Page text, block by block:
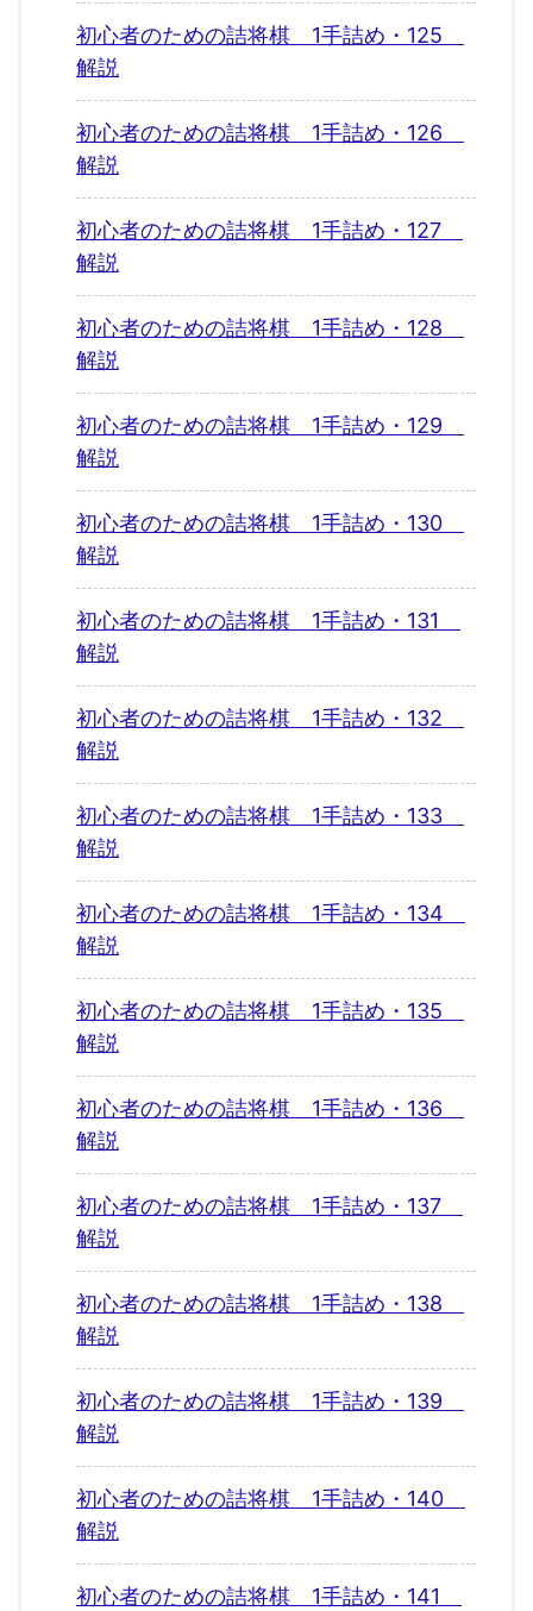
初心者のための詰将棋 1手詰め・125
解説
初心者のための詰将棋 1手詰め・126
解説
初心者のための詰将棋 1手詰め・127
解説
初心者のための詰将棋 1手詰め・128
解説
初心者のための詰将棋 1手詰め・129
解説
初心者のための詰将棋 1手詰め・130
解説
初心者のための詰将棋 1手詰め・131
解説
初心者のための詰将棋 1手詰め・132
解説
初心者のための詰将棋 1手詰め・133
解説
初心者のための詰将棋 1手詰め・134
解説
初心者のための詰将棋 1手詰め・135
解説
初心者のための詰将棋 1手詰め・136
解説
初心者のための詰将棋 1手詰め・137
解説
初心者のための詰将棋 1手詰め・138
解説
初心者のための詰将棋 1手詰め・139
解説
初心者のための詰将棋 1手詰め・140
解説
初心者のための詰将棋 1手詰め・141